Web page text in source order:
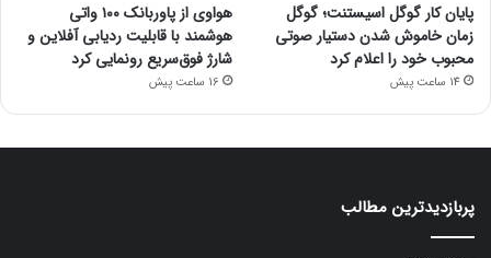
پایان کار گوگل اسیستنت؛ گوگل
زمان خاموش شدن دستیار صوتی
محبوب خود را اعلام کرد
14 ساعت پیش
هواوی از پاوربانک ۱۰۰ واتی
هوشمند با قابلیت ردیابی آفلاین و
شارژ فوق‌سریع رونمایی کرد
16 ساعت پیش
پربازدیدترین مطالب